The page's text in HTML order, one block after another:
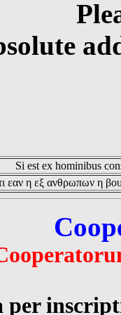
Si est ex hominibus
εαν η εξ ανθρωπων η
per